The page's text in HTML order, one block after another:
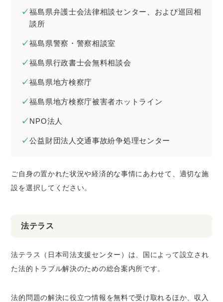
福島県弁護士会法律相談センター、および巡回相
談所
福島県警察・警察相談室
福島県行政書士会無料相談会
福島県地方検察庁
福島県地方検察庁被害者ホットライン
NPO法人
公益財団法人交通事故紛争処理センター
ご自身の置かれた状況や経済的な事情にあわせて、適切な施
設を選択してください。
法テラス
法テラス（日本司法支援センター）は、国によって設立され
た法的トラブル解決のための総合案内所です。
法的問題の解決に役立つ情報を無料で受け取れるほか、収入